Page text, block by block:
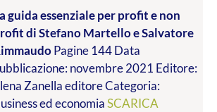
prezzo:
da
€9.99
a
€19.00
guida essenziale per profit e non
di Stefano Martello e Salvatore
Pagine 144 Data
novembre 2021 Editore:
Zanella editore Categoria:
ed economiaSCARICA